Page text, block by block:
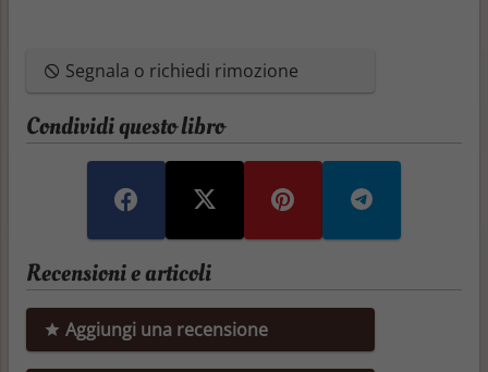
Segnala o richiedi rimozione
Condividi questo libro
Recensioni e articoli
Aggiungi una recensione